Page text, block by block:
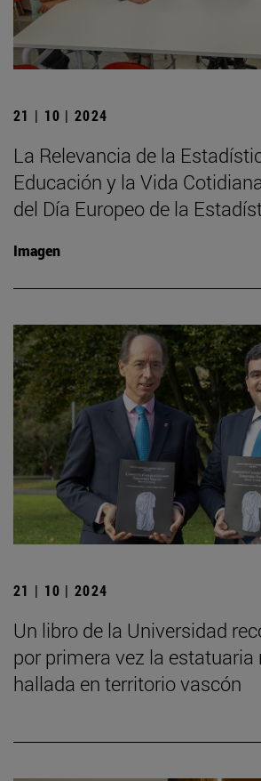
21 | 10 | 2024
La Relevancia de la
Educación y la Vida
del Día Europeo de la
Imagen
21 | 10 | 2024
Un libro de la Universidad
por primera vez la estatuaria
hallada en territorio vascón